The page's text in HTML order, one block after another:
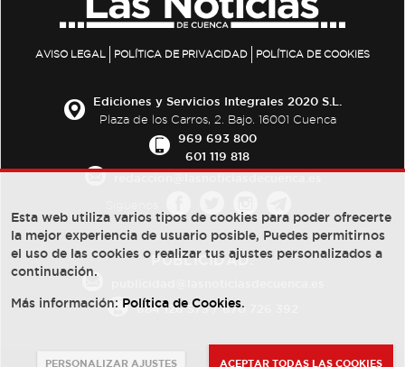
AVISO LEGAL POLÍTICA DE PRIVACIDAD POLÍTICA DE COOKIES
Ediciones y Servicios Integrales 2020 S.L.
Plaza de los Carros, 2. Bajo. 16001 Cuenca
969 693 800
601 119 818
PUBLICIDAD:
684 126 573/670 726 392
Esta web utiliza varios tipos de cookies para poder ofrecerte
la mejor experiencia de usuario posible, Puedes permitirnos
el uso de las cookies o realizar tus ajustes personalizados a
continuación.
Más información: Política de Cookies.
PERSONALIZAR AJUSTES ACEPTAR TODAS LAS COOKIES